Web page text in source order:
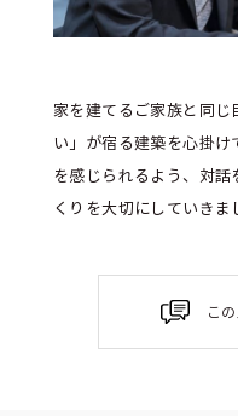
家を建てるご家族と同
い」が宿る建築を心掛
を感じられるよう、対
くりを大切にしていきま
こ